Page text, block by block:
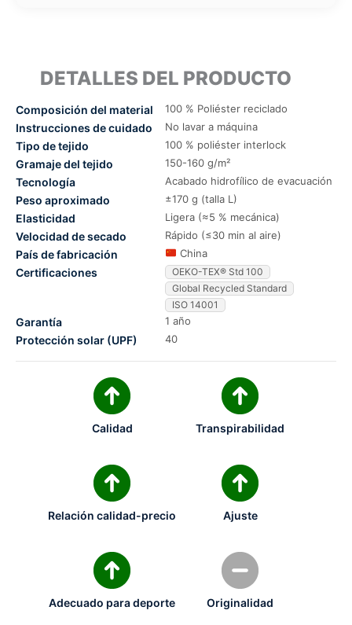
DETALLES DEL PRODUCTO
Composición del material 100 % Poliéster reciclado
Instrucciones de cuidado No lavar a máquina
Tipo de tejido 100 % poliéster interlock
Gramaje del tejido 150-160 g/m²
Tecnología Acabado hidrofílico de evacuación
Peso aproximado ±170 g (talla L)
Elasticidad Ligera (≈5 % mecánica)
Velocidad de secado Rápido (≤30 min al aire)
País de fabricación China
Certificaciones
OEKO-TEX® Std 100
Global Recycled Standard
ISO 14001
Garantía 1 año
Protección solar (UPF) 40
Calidad Transpirabilidad
Relación calidad-precio Ajuste
Adecuado para deporte Originalidad